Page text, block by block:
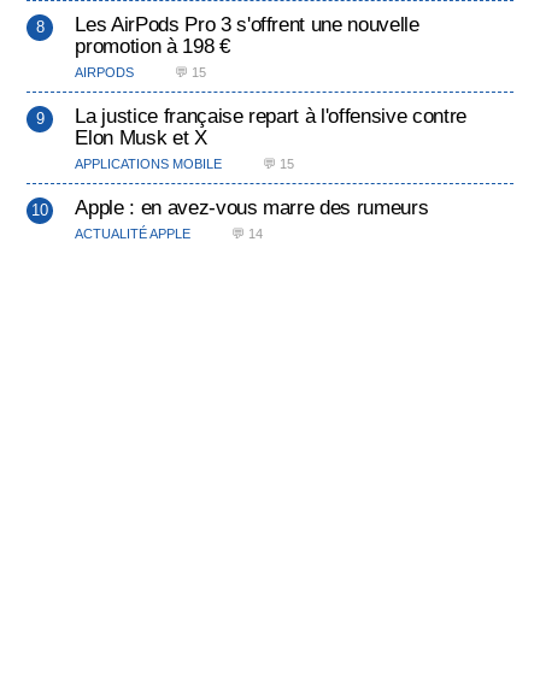
Les AirPods Pro 3 s'offrent une nouvelle
promotion à 198 €
AIRPODS 💬 15
La justice française repart à l'offensive contre
Elon Musk et X
APPLICATIONS MOBILE 💬 15
Apple : en avez-vous marre des rumeurs
ACTUALITÉ APPLE 💬 14